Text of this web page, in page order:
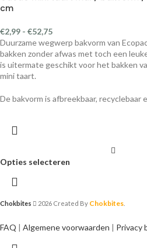
cm
€2,99 - €52,75
Duurzame wegwerp bakvorm van
bakken zonder afwas met toch een
is uitermate geschikt voor het bakken
mini taart.
De bakvorm is afbreekbaar, recyclebaar
Opties selecteren
Chokbites 2026 Created By Chokbites
FAQ | Algemene voorwaarden | Privacy